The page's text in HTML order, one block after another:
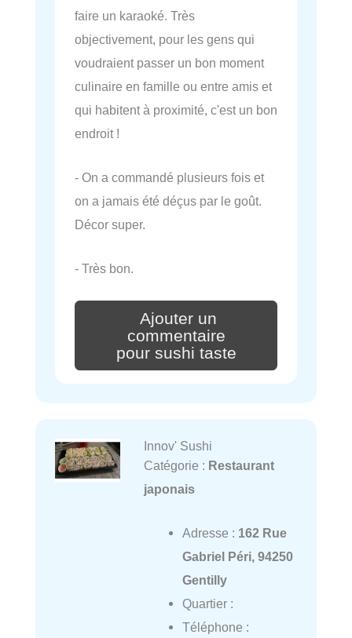
faire un karaoké. Très
objectivement, pour les gens qui
voudraient passer un bon moment
culinaire en famille ou entre amis et
qui habitent à proximité, c'est un bon
endroit !
- On a commandé plusieurs fois et
on a jamais été déçus par le goût.
Décor super.
- Très bon.
Ajouter un
commentaire
pour sushi taste
Innov' Sushi
Catégorie : Restaurant
japonais
Adresse : 162 Rue
Gabriel Péri, 94250
Gentilly
Quartier :
Téléphone :